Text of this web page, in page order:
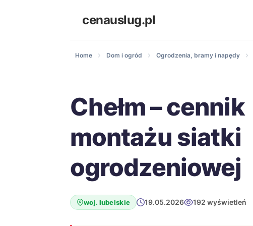
cenauslug.pl
Home Dom i ogród Ogrodzenia, bramy i napędy
Chełm – cennik
montażu siatki
ogrodzeniowej
woj. lubelskie 19.05.2026 192 wyświetleń